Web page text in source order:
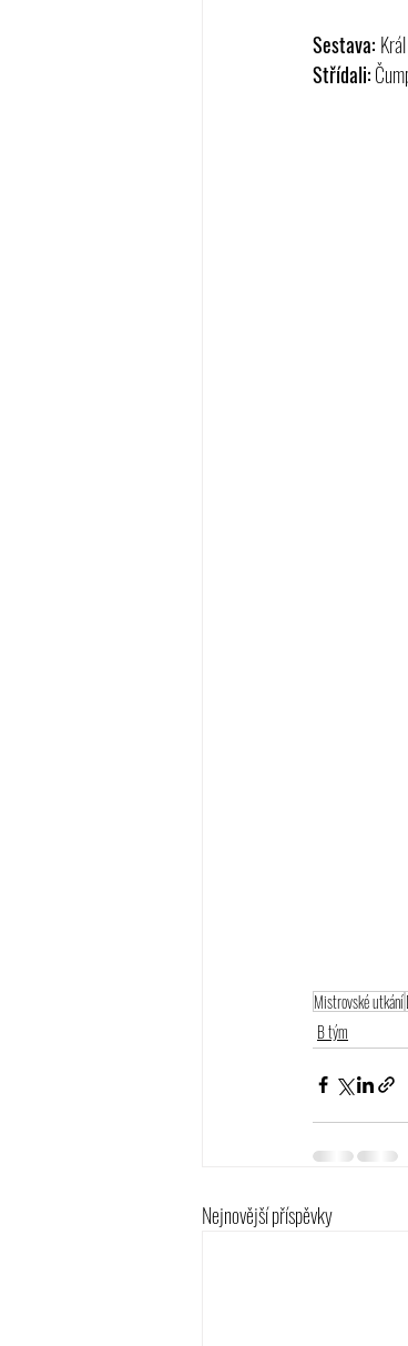
Sestava:
Střídali:
Mistrovské utkání
B tým
Nejnovější příspěvky